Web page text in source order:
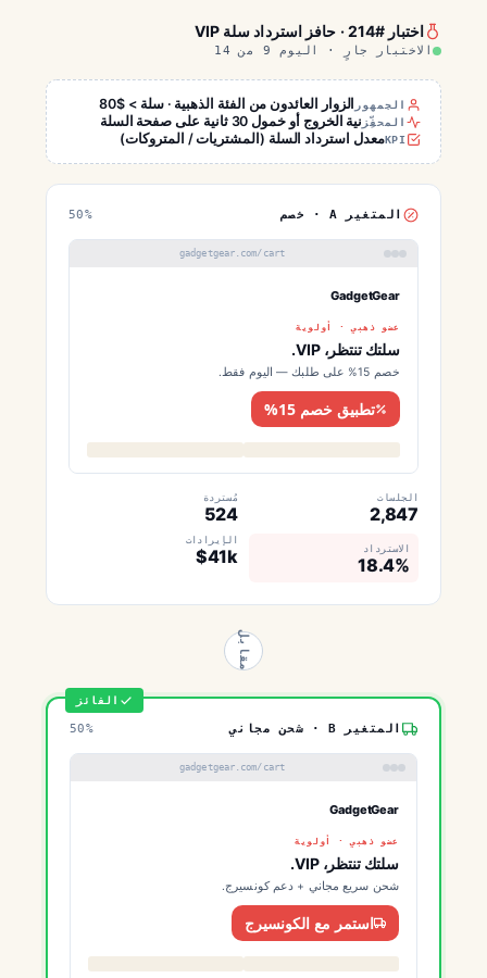
اختبار #214 · حافز استرداد سلة VIP
الاختبار جارٍ · اليوم 9 من 14
الجمهور الزوار العائدون من الفئة الذهبية · سلة > $80
المحفِّز نية الخروج أو خمول 30 ثانية على صفحة السلة
KPIمعدل استرداد السلة (المشتريات / المتروكات)
المتغير A · خصم 50%
gadgetgear.com/cart
GadgetGear
عضو ذهبي · أولوية
سلتك تنتظر، VIP.
خصم 15% على طلبك — اليوم فقط.
تطبيق خصم 15%
الجلسات
2,847
مُستردة
524
الاسترداد
18.4%
الإيرادات
$41k
مقابل
الفائز
المتغير B · شحن مجاني 50%
gadgetgear.com/cart
GadgetGear
عضو ذهبي · أولوية
سلتك تنتظر، VIP.
شحن سريع مجاني + دعم كونسيرج.
استمر مع الكونسيرج